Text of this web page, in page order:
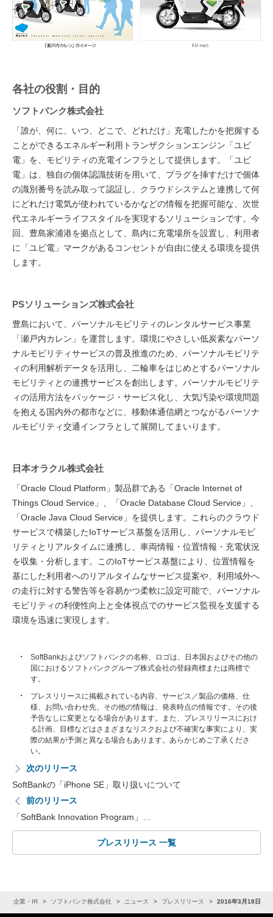
各社の役割・目的
ソフトバンク株式会社
「誰が、何に、いつ、どこで、どれだけ」充電したかを把握する
ことができるエネルギー利用トランザクションエンジン「ユビ
電」を、モビリティの充電インフラとして提供します。「ユビ
電」は、独自の個体認識技術を用いて、プラグを挿すだけで個体
の識別番号を読み取って認証し、クラウドシステムと連携して何
にどれだけ電気が使われているかなどの情報を把握可能な、次世
代エネルギーライフスタイルを実現するソリューションです。今
回、豊島家浦港を拠点として、島内に充電場所を設置し、利用者
に「ユビ電」マークがあるコンセントが自由に使える環境を提供
します。
PSソリューションズ株式会社
豊島において、パーソナルモビリティのレンタルサービス事業
「瀬戸内カレン」を運営します。環境にやさしい低炭素なパーソ
ナルモビリティサービスの普及推進のため、パーソナルモビリテ
ィの利用解析データを活用し、二輪車をはじめとするパーソナル
モビリティとの連携サービスを創出します。パーソナルモビリテ
ィの活用方法をパッケージ・サービス化し、大気汚染や環境問題
を抱える国内外の都市などに、移動体通信網とつながるパーソナ
ルモビリティ交通インフラとして展開してまいります。
日本オラクル株式会社
「Oracle Cloud Platform」製品群である「Oracle Internet of
Things Cloud Service」、「Oracle Database Cloud Service」、
「Oracle Java Cloud Service」を提供します。これらのクラウド
サービスで構築したIoTサービス基盤を活用し、パーソナルモビ
リティとリアルタイムに連携し、車両情報・位置情報・充電状況
を収集・分析します。このIoTサービス基盤により、位置情報を
基にした利用者へのリアルタイムなサービス提案や、利用域外へ
の走行に対する警告等を容易かつ柔軟に設定可能で、パーソナル
モビリティの利便性向上と全体視点でのサービス監視を支援する
環境を迅速に実現します。
SoftBankおよびソフトバンクの名称、ロゴは、日本国およびその他の
国におけるソフトバンクグループ株式会社の登録商標または商標で
す。
プレスリリースに掲載されている内容、サービス／製品の価格、仕
様、お問い合わせ先、その他の情報は、発表時点の情報です。その後
予告なしに変更となる場合があります。また、プレスリリースにおけ
る計画、目標などはさまざまなリスクおよび不確実な事実により、実
際の結果が予測と異なる場合もあります。あらかじめご了承くださ
い。
次のリリース
SoftBankの「iPhone SE」取り扱いについて
前のリリース
「SoftBank Innovation Program」…
プレスリリース 一覧
企業・IR ソフトバンク株式会社 ニュース プレスリリース 2016年3月18日